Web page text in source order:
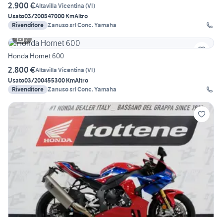
2.900 €Altavilla Vicentina (VI)
Usato03/200547000 KmAltro
Rivenditore Zanuso srl Conc. Yamaha
7
Honda Hornet 600
2.800 €Altavilla Vicentina (VI)
Usato03/200455300 KmAltro
Rivenditore Zanuso srl Conc. Yamaha